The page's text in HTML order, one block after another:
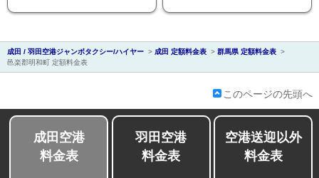
成田 / 羽田空港ジャンボタクシー/ハイヤー > 成田 定額料金表 > 群馬県 定額料金表 >
邑楽郡明和町 定額料金表
このページの先頭へ
成田空港
料金表
羽田空港
料金表
空港送迎以外
料金表